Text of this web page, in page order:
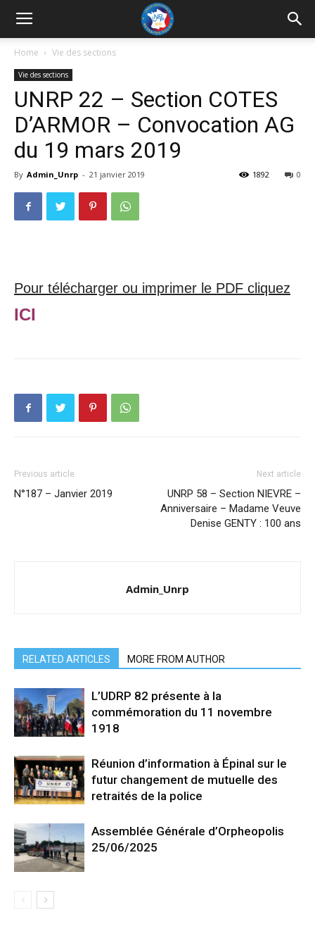
UNRP
Home Vie des sections
Vie des sections
UNRP 22 – Section COTES
D’ARMOR – Convocation AG
du 19 mars 2019
By Admin_Unrp - 21 janvier 2019 0
1892
Pour télécharger ou imprimer le PDF cliquez
ICI
Previous article
N°187 – Janvier 2019
Next article
UNRP 58 – Section NIEVRE –
Anniversaire – Madame Veuve
Denise GENTY : 100 ans
Admin_Unrp
RELATED ARTICLES MORE FROM AUTHOR
L’UDRP 82 présente à la
commémoration du 11 novembre
1918
Réunion d’information à Épinal sur le
futur changement de mutuelle des
retraités de la police
Assemblée Générale d’Orpheopolis
25/06/2025